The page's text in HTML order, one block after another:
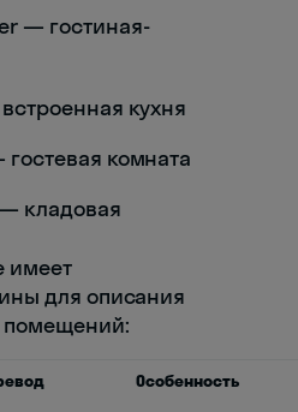
— гостиная-
кухня
комната
кладовая
имеет
для описания
помещений:
Особенность